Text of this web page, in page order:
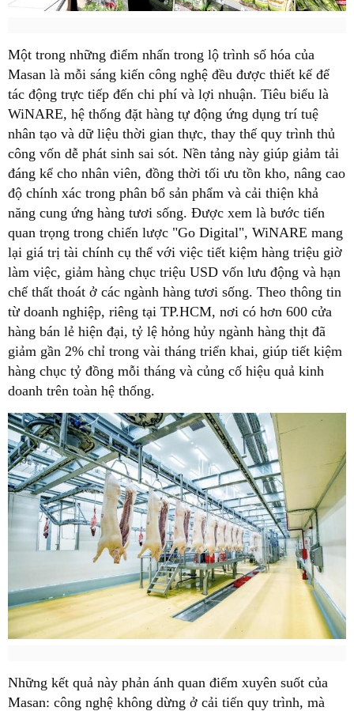
Một trong những điểm nhấn trong lộ trình số hóa của
Masan là mỗi sáng kiến công nghệ đều được thiết kế để
tác động trực tiếp đến chi phí và lợi nhuận. Tiêu biểu là
WiNARE, hệ thống đặt hàng tự động ứng dụng trí tuệ
nhân tạo và dữ liệu thời gian thực, thay thế quy trình thủ
công vốn dễ phát sinh sai sót. Nền tảng này giúp giảm tải
đáng kể cho nhân viên, đồng thời tối ưu tồn kho, nâng cao
độ chính xác trong phân bổ sản phẩm và cải thiện khả
năng cung ứng hàng tươi sống. Được xem là bước tiến
quan trọng trong chiến lược "Go Digital", WiNARE mang
lại giá trị tài chính cụ thể với việc tiết kiệm hàng triệu giờ
làm việc, giảm hàng chục triệu USD vốn lưu động và hạn
chế thất thoát ở các ngành hàng tươi sống. Theo thông tin
từ doanh nghiệp, riêng tại TP.HCM, nơi có hơn 600 cửa
hàng bán lẻ hiện đại, tỷ lệ hỏng hủy ngành hàng thịt đã
giảm gần 2% chỉ trong vài tháng triển khai, giúp tiết kiệm
hàng chục tỷ đồng mỗi tháng và củng cố hiệu quả kinh
doanh trên toàn hệ thống.
Những kết quả này phản ánh quan điểm xuyên suốt của
Masan: công nghệ không dừng ở cải tiến quy trình, mà